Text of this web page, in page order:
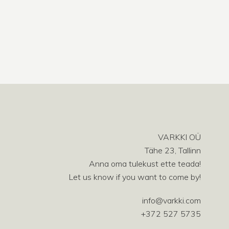
VARKKI OÜ
Tähe 23, Tallinn
Anna oma tulekust ette teada!
Let us know if you want to come by!
info@varkki.com
+372 527 5735